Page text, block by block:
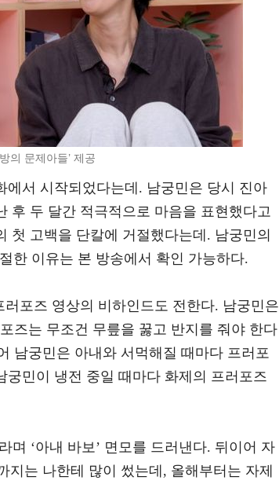
의 문제아들’ 제공
서 시작되었다는데. 남궁민은 당시 진아
후 두 달간 적극적으로 마음을 표현했다고
첫 고백을 단칼에 거절했다는데. 남궁민의
한 이유는 본 방송에서 확인 가능하다.
포즈 영상의 비하인드도 전한다. 남궁민은
즈는 무조건 무릎을 꿇고 반지를 줘야 한다
남궁민은 아내와 서먹해질 때마다 프러포
민이 냉전 중일 때마다 화제의 프러포즈
며 ‘아내 바보’ 면모를 드러낸다. 뒤이어 자
는 나한테 많이 썼는데, 올해부터는 자제